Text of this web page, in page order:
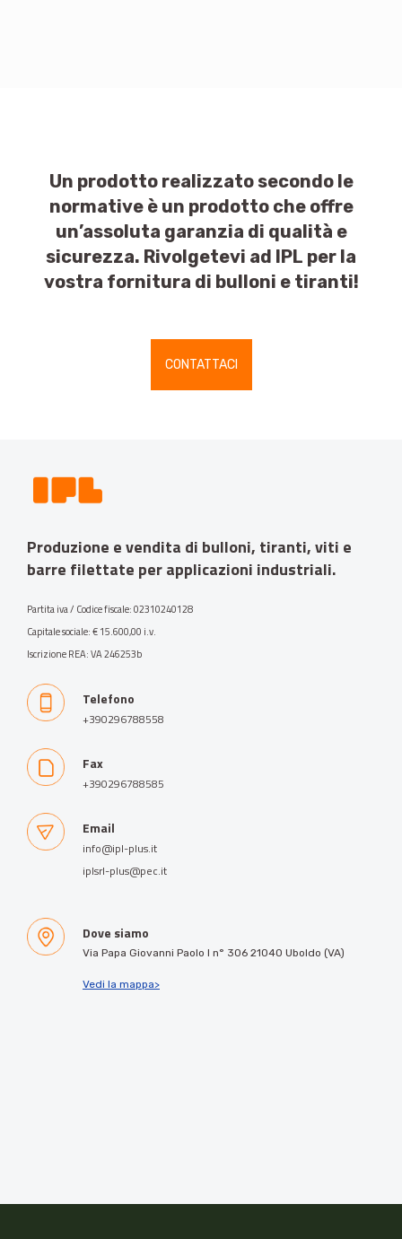
Un prodotto realizzato secondo le
normative è un prodotto che offre
un’assoluta garanzia di qualità e
sicurezza. Rivolgetevi ad IPL per la
vostra fornitura di bulloni e tiranti!
CONTATTACI
Produzione e vendita di bulloni, tiranti, viti e
barre filettate per applicazioni industriali.
Partita iva / Codice fiscale: 02310240128
Capitale sociale: € 15.600,00 i.v.
Iscrizione REA: VA 246253b
Telefono
+390296788558
Fax
+390296788585
Email
info@ipl-plus.it
iplsrl-plus@pec.it
Dove siamo
Via Papa Giovanni Paolo I n° 306 21040 Uboldo (VA)
Vedi la mappa>